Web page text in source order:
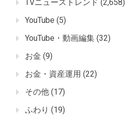
TVニューストレンド (2,658)
YouTube (5)
YouTube・動画編集 (32)
お金 (9)
お金・資産運用 (22)
その他 (17)
ふわり (19)